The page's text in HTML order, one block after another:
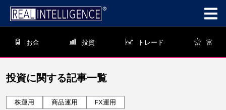
お金 投資 トレード 富
投資に関する記事一覧
株運用 商品運用 FX運用